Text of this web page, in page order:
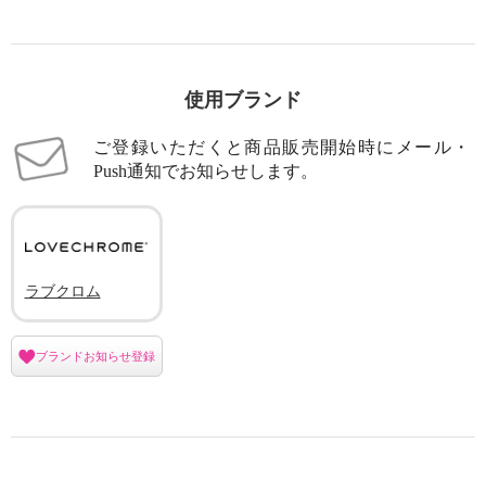
使用ブランド
ご登録いただくと商品販売開始時にメール・
Push通知でお知らせします。
ラブクロム
ブランドお知らせ登録